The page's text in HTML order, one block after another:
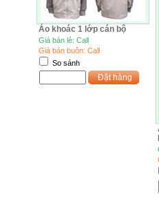
Áo khoác 1 lớp cán bộ
Giá bán lẻ: Call
Giá bán buôn: Call
So sánh
Đặt hàng